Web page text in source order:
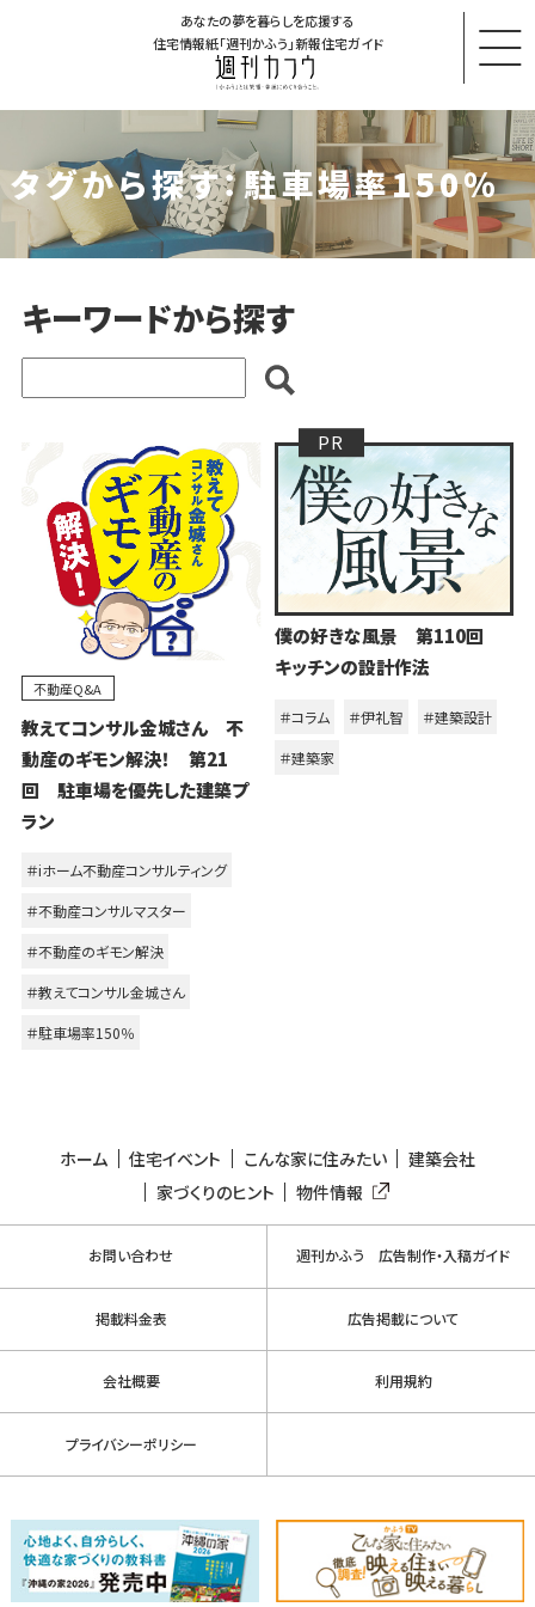
あなたの夢を暮らしを応援する
住宅情報紙「週刊かふう」新報住宅ガイド
タグから探す：駐車場率150％
キーワードから探す
不動産Q&A
教えてコンサル金城さん 不
動産のギモン解決！ 第21
回 駐車場を優先した建築プ
ラン
＃iホーム不動産コンサルティング
＃不動産コンサルマスター
＃不動産のギモン解決
＃教えてコンサル金城さん
＃駐車場率150％
僕の好きな風景 第110回
キッチンの設計作法
＃コラム ＃伊礼智
＃建築設計
＃建築家
ホーム 住宅イベント こんな家に住みたい
建築会社
家づくりのヒント
物件情報
お問い合わせ 週刊かふう 広告制作・入稿ガイド
掲載料金表 広告掲載について
会社概要 利用規約
プライバシーポリシー